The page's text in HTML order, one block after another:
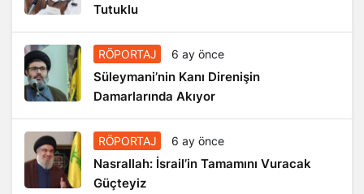
Tutuklu
RÖPORTAJ 6 ay önce
Süleymani’nin Kanı Direnişin
Damarlarında Akıyor
RÖPORTAJ 6 ay önce
Nasrallah: İsrail’in Tamamını Vuracak
Güçteyiz